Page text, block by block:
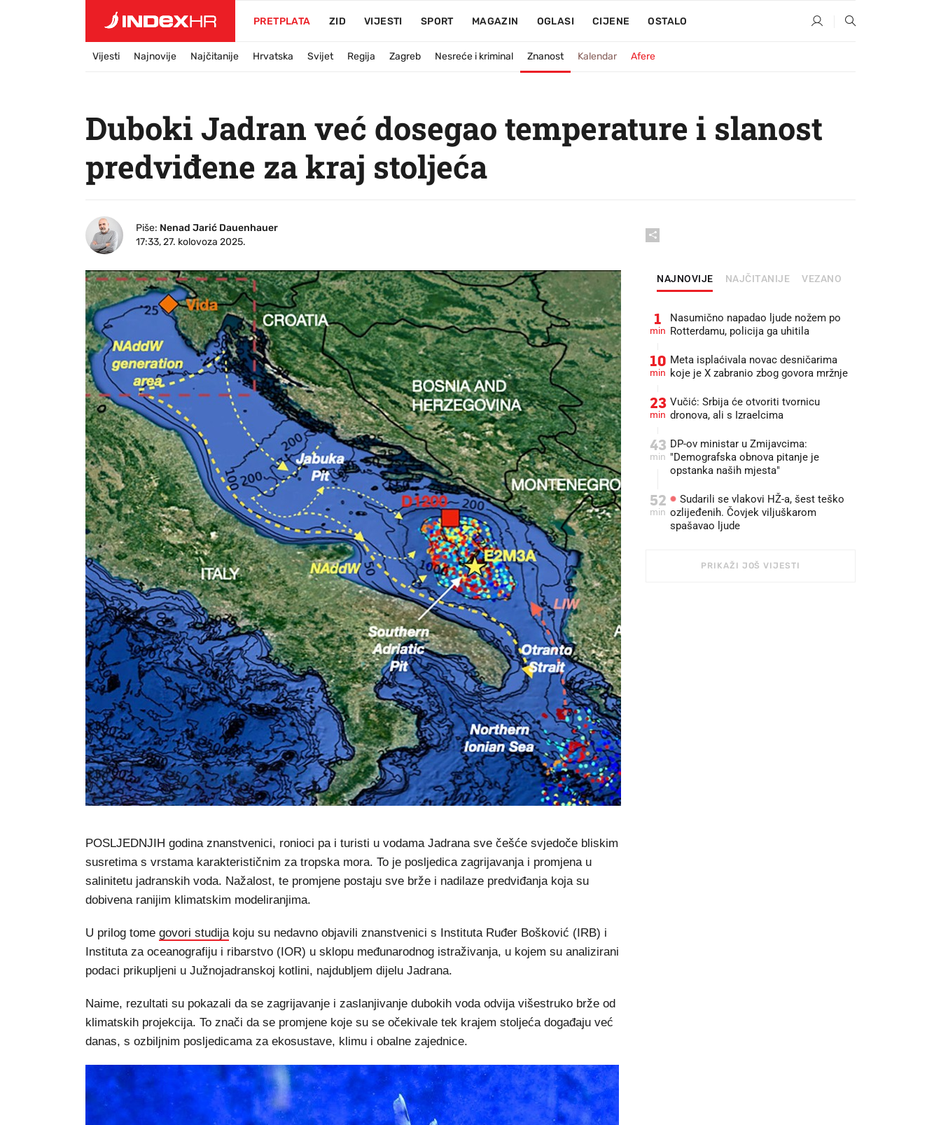
PRETPLATA ZID VIJESTI SPORT MAGAZIN OGLASI CIJENE OSTALO
Vijesti Najnovije Najčitanije Hrvatska Svijet Regija Zagreb Nesreće i kriminal Znanost Kalendar Afere
Duboki Jadran već dosegao temperature i slanost
predviđene za kraj stoljeća
Piše: Nenad Jarić Dauenhauer
17:33, 27. kolovoza 2025.
POSLJEDNJIH godina znanstvenici, ronioci pa i turisti u vodama Jadrana sve češće svjedoče bliskim
susretima s vrstama karakterističnim za tropska mora. To je posljedica zagrijavanja i promjena u
salinitetu jadranskih voda. Nažalost, te promjene postaju sve brže i nadilaze predviđanja koja su
dobivena ranijim klimatskim modeliranjima.
U prilog tome govori studijakoju su nedavno objavili znanstvenici s Instituta Ruđer Bošković (IRB) i
Instituta za oceanografiju i ribarstvo (IOR) u sklopu međunarodnog istraživanja, u kojem su analizirani
podaci prikupljeni u Južnojadranskoj kotlini, najdubljem dijelu Jadrana.
Naime, rezultati su pokazali da se zagrijavanje i zaslanjivanje dubokih voda odvija višestruko brže od
klimatskih projekcija. To znači da se promjene koje su se očekivale tek krajem stoljeća događaju već
danas, s ozbiljnim posljedicama za ekosustave, klimu i obalne zajednice.
NAJNOVIJE NAJČITANIJE VEZANO
1
min
Nasumično napadao ljude nožem po
Rotterdamu, policija ga uhitila
10
min
Meta isplaćivala novac desničarima
koje je X zabranio zbog govora mržnje
23
min
Vučić: Srbija će otvoriti tvornicu
dronova, ali s Izraelcima
43
min
DP-ov ministar u Zmijavcima:
"Demografska obnova pitanje je
opstanka naših mjesta"
52
min
Sudarili se vlakovi HŽ-a, šest teško
ozlijeđenih. Čovjek viljuškarom
spašavao ljude
PRIKAŽI JOŠ VIJESTI